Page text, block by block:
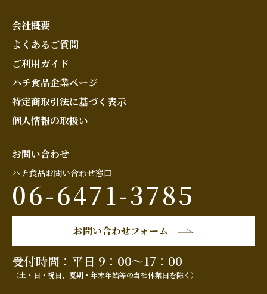
会社概要
よくあるご質問
ご利用ガイド
ハチ食品企業ページ
特定商取引法に基づく表示
個人情報の取扱い
お問い合わせ
ハチ食品お問い合わせ窓口
06-6471-3785
お問い合わせフォーム
受付時間：平日 9：00～17：00
（土・日・祝日、夏期・年末年始等の当社休業日を除く）